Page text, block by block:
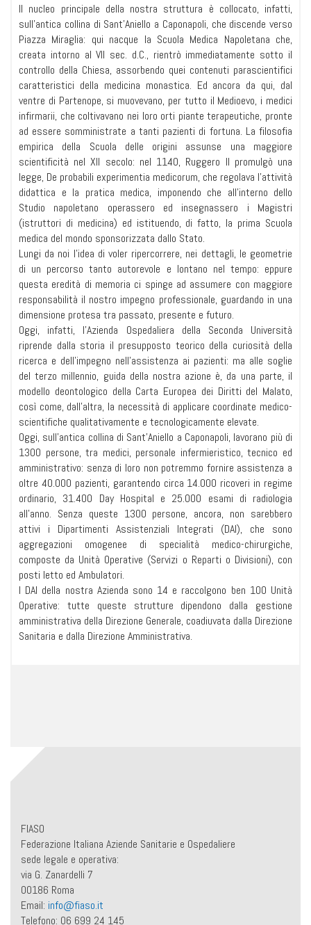
Il nucleo principale della nostra struttura è collocato, infatti,
sull’antica collina di Sant’Aniello a Caponapoli, che discende verso
Piazza Miraglia: qui nacque la Scuola Medica Napoletana che,
creata intorno al VII sec. d.C., rientrò immediatamente sotto il
controllo della Chiesa, assorbendo quei contenuti parascientifici
caratteristici della medicina monastica. Ed ancora da qui, dal
ventre di Partenope, si muovevano, per tutto il Medioevo, i medici
infirmarii, che coltivavano nei loro orti piante terapeutiche, pronte
ad essere somministrate a tanti pazienti di fortuna. La filosofia
empirica della Scuola delle origini assunse una maggiore
scientificità nel XII secolo: nel 1140, Ruggero II promulgò una
legge, De probabili experimentia medicorum, che regolava l’attività
didattica e la pratica medica, imponendo che all'interno dello
Studio napoletano operassero ed insegnassero i Magistri
(istruttori di medicina) ed istituendo, di fatto, la prima Scuola
medica del mondo sponsorizzata dallo Stato.
Lungi da noi l’idea di voler ripercorrere, nei dettagli, le geometrie
di un percorso tanto autorevole e lontano nel tempo: eppure
questa eredità di memoria ci spinge ad assumere con maggiore
responsabilità il nostro impegno professionale, guardando in una
dimensione protesa tra passato, presente e futuro.
Oggi, infatti, l’Azienda Ospedaliera della Seconda Università
riprende dalla storia il presupposto teorico della curiosità della
ricerca e dell’impegno nell’assistenza ai pazienti: ma alle soglie
del terzo millennio, guida della nostra azione è, da una parte, il
modello deontologico della Carta Europea dei Diritti del Malato,
così come, dall’altra, la necessità di applicare coordinate medico-
scientifiche qualitativamente e tecnologicamente elevate.
Oggi, sull’antica collina di Sant’Aniello a Caponapoli, lavorano più di
1300 persone, tra medici, personale infermieristico, tecnico ed
amministrativo: senza di loro non potremmo fornire assistenza a
oltre 40.000 pazienti, garantendo circa 14.000 ricoveri in regime
ordinario, 31.400 Day Hospital e 25.000 esami di radiologia
all’anno. Senza queste 1300 persone, ancora, non sarebbero
attivi i Dipartimenti Assistenziali Integrati (DAI), che sono
aggregazioni omogenee di specialità medico-chirurgiche,
composte da Unità Operative (Servizi o Reparti o Divisioni), con
posti letto ed Ambulatori.
I DAI della nostra Azienda sono 14 e raccolgono ben 100 Unità
Operative: tutte queste strutture dipendono dalla gestione
amministrativa della Direzione Generale, coadiuvata dalla Direzione
Sanitaria e dalla Direzione Amministrativa.
FIASO
Federazione Italiana Aziende Sanitarie e Ospedaliere
sede legale e operativa:
via G. Zanardelli 7
00186 Roma
Email: info@fiaso.it
Telefono: 06 699 24 145